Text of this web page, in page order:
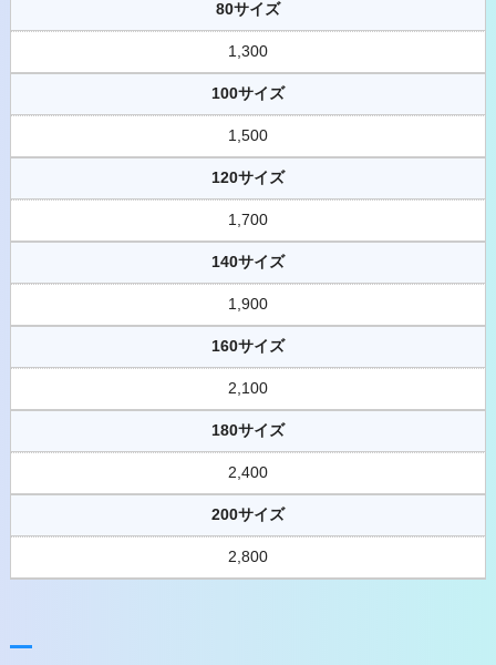
80サイズ
1,300
100サイズ
1,500
120サイズ
1,700
140サイズ
1,900
160サイズ
2,100
180サイズ
2,400
200サイズ
2,800